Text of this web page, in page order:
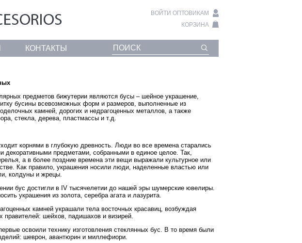
ВОЙТИ ОПТОВИКАМ
КОРЗИНА
КОНТАКТЫ
предметов бижутерии являются бусы – шейное украшение,
бусины всевозможных форм и размеров, выполненные из
камней, дорогих и недрагоценных металлов, а также
стекла, дерева, пластмассы и т.д.
корнями в глубокую древность. Люди во все времена старались
декоративными предметами, собранными в единое целое. Так,
а в более поздние времена эти вещи выражали культурное или
Как правило, украшения носили люди, наделенные властью или
колдуны и жрецы.
бус достигли в IV тысячелетии до нашей эры шумерские ювелиры.
украшения из золота, серебра агата и лазурита.
камней украшали тела восточных красавиц, возбуждая
правителей: шейхов, падишахов и визирей.
освоили технику изготовления стеклянных бус. В то время были
шеврон, авантюрин и миллефиори.